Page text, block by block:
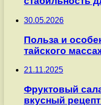
30.05.2026
Польза и
тайского
21.11.2025
Фруктовый
вкусный